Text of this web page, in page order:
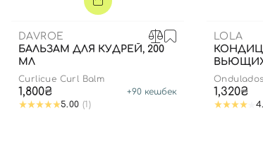
DAVROE
БАЛЬЗАМ ДЛЯ КУДРЕЙ, 200
МЛ
Curlicue Curl Balm
1,800₴ +90 кешбек
5.00 (1)
LOLA
1,320₴